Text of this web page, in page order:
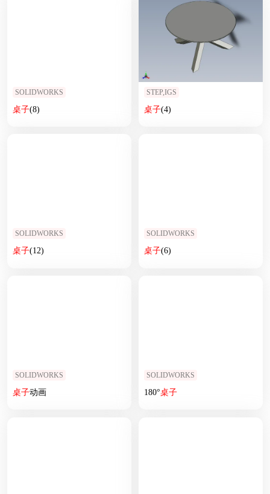
SOLIDWORKS
桌子(8)
STEP,IGS
桌子(4)
SOLIDWORKS
桌子(12)
SOLIDWORKS
桌子(6)
SOLIDWORKS
桌子动画
SOLIDWORKS
180°桌子